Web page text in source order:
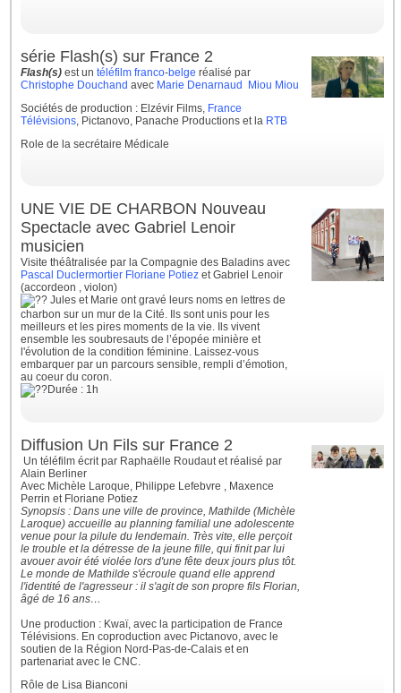
série Flash(s) sur France 2
Flash(s) est untéléfilm franco-belge réalisé par
Christophe Douchand avec Marie Denarnaud
Miou Miou
Sociétés de production : Elzévir Films, France
Télévisions, Pictanovo, Panache Productions et la RTB
Role de la secrétaire Médicale
UNE VIE DE CHARBON Nouveau
Spectacle avec Gabriel Lenoir
musicien
Visite théâtralisée par la Compagnie des Baladins avec
Pascal Duclermortier Floriane Potiez et Gabriel Lenoir
(accordeon , violon)
Jules et Marie ont gravé leurs noms en lettres de
charbon sur un mur de la Cité. Ils sont unis pour les
meilleurs et les pires moments de la vie. Ils vivent
ensemble les soubresauts de l’épopée minière et
l'évolution de la condition féminine. Laissez-vous
embarquer par un parcours sensible,rempli d’émotion,
au coeur du coron.
Durée : 1h
Diffusion Un Fils sur France 2
Un téléfilm écrit par Raphaëlle Roudaut et réalisé par
Alain Berliner
Avec Michèle Laroque, Philippe Lefebvre , Maxence
Perrin et Floriane Potiez
Synopsis : Dans une ville de province, Mathilde (Michèle
Laroque) accueille au planning familial une adolescente
venue pour la pilule du lendemain. Très vite, elle perçoit
le trouble et la détresse de la jeune fille, qui finit par lui
avouer avoir été violée lors d'une fête deux jours plus tôt.
Le monde de Mathilde s'écroule quand elle apprend
l'identité de l'agresseur : il s'agit de son propre fils Florian,
âgé de 16 ans…
Une production : Kwaï, avec la participation de France
Télévisions. En coproduction avec Pictanovo, avec le
soutien de la Région Nord-Pas-de-Calais et en
partenariat avec le CNC.
Rôle de Lisa Bianconi